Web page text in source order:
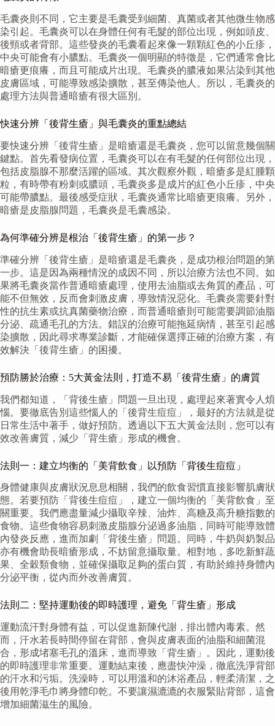
毛囊炎則不同，它主要是毛囊受到細菌、真菌或者其他微生物感
染引起。毛囊炎可以在身體任何有毛髮的部位出現，例如頭皮、
後頸或者背部。這些發炎的毛囊看起來像一顆顆紅色的小丘疹，
中央可能會有小膿點。毛囊炎一個明顯的特徵是，它們通常會比
暗瘡更痕癢，而且可能成片出現。毛囊炎的膿液如果沾染到其他
皮膚區域，可能導致感染擴散，甚至傳染他人。所以，毛囊炎的
處理方法與普通暗瘡有很大區別。
快速分辨「後背生瘡」與毛囊炎的重點總結
要快速分辨「後背生瘡」是暗瘡還是毛囊炎，您可以留意幾個關
鍵點。首先看發病位置，毛囊炎可以在有毛髮的任何部位出現，
包括皮脂腺不那麼活躍的區域。其次觀察外觀，暗瘡多是紅腫顆
粒，有時帶有粉刺或膿頭，毛囊炎多是成片的紅色小丘疹，中央
可能帶膿點。最後感受症狀，毛囊炎通常比暗瘡更痕癢。另外，
暗瘡是皮脂腺問題，毛囊炎是毛囊感染。
為何準確分辨是根治「後背生瘡」的第一步？
準確分辨「後背生瘡」是暗瘡還是毛囊炎，是成功根治問題的第
一步。這是因為兩種情況的成因不同，所以治療方法也不同。如
果將毛囊炎當作普通暗瘡處理，使用去油脂或去角質的產品，可
能不但無效，反而會刺激皮膚，導致情況惡化。毛囊炎需要針對
性的抗生素或抗真菌藥物治療，而普通暗瘡則可能需要調節油脂
分泌、疏通毛孔的方法。錯誤的治療可能拖延病情，甚至引起感
染擴散，因此尋求專業診斷，才能確保選擇正確的治療方案，有
效解決「後背生瘡」的困擾。
預防勝於治療：5大黃金法則，打造不易「後背生瘡」的膚質
我們都知道，「背後生瘡」問題一旦出現，處理起來著實令人煩
惱。要徹底告別這些惱人的「後背生痘痘」，最好的方法就是從
日常生活中著手，做好預防。透過以下五大黃金法則，您可以有
效改善膚質，減少「背生瘡」形成的機會。
法則一：建立均衡的「美背飲食」以預防「背後生痘痘」
身體健康與皮膚狀況息息相關，我們的飲食習慣直接影響肌膚狀
態。若要預防「背後生痘痘」，建立一個均衡的「美背飲食」至
關重要。我們應盡量減少攝取辛辣、油炸、高糖及高升糖指數的
食物。這些食物容易刺激皮脂腺分泌過多油脂，同時可能導致體
內發炎反應，進而加劇「背後生瘡」問題。同時，牛奶與奶製品
亦有機會助長暗瘡形成，不妨留意攝取量。相對地，多吃新鮮蔬
果、全穀類食物，並確保攝取足夠的蛋白質，有助於維持身體內
分泌平衡，從內而外改善膚質。
法則二：堅持運動後的即時護理，避免「背生瘡」形成
運動流汗對身體有益，可以促進新陳代謝，排出體內毒素。然
而，汗水若長時間停留在背部，會與皮膚表面的油脂和細菌混
合，形成堵塞毛孔的溫床，進而導致「背生瘡」。因此，運動後
的即時護理非常重要。運動結束後，應盡快沖澡，徹底洗淨背部
的汗水和污垢。洗澡時，可以用溫和的沐浴產品，輕柔清潔，之
後用乾淨毛巾將身體印乾。不要讓濕漉漉的衣服緊貼背部，這會
增加細菌滋生的風險。